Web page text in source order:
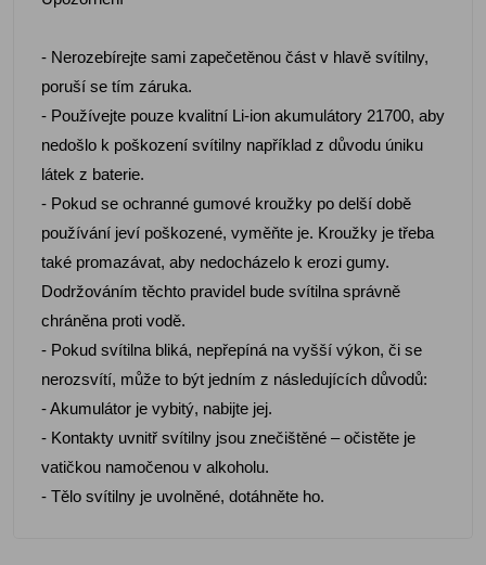
- Nerozebírejte sami zapečetěnou část v hlavě svítilny,
poruší se tím záruka.
- Používejte pouze kvalitní Li-ion akumulátory 21700, aby
nedošlo k poškození svítilny například z důvodu úniku
látek z baterie.
- Pokud se ochranné gumové kroužky po delší době
používání jeví poškozené, vyměňte je. Kroužky je třeba
také promazávat, aby nedocházelo k erozi gumy.
Dodržováním těchto pravidel bude svítilna správně
chráněna proti vodě.
- Pokud svítilna bliká, nepřepíná na vyšší výkon, či se
nerozsvítí, může to být jedním z následujících důvodů:
- Akumulátor je vybitý, nabijte jej.
- Kontakty uvnitř svítilny jsou znečištěné – očistěte je
vatičkou namočenou v alkoholu.
- Tělo svítilny je uvolněné, dotáhněte ho.